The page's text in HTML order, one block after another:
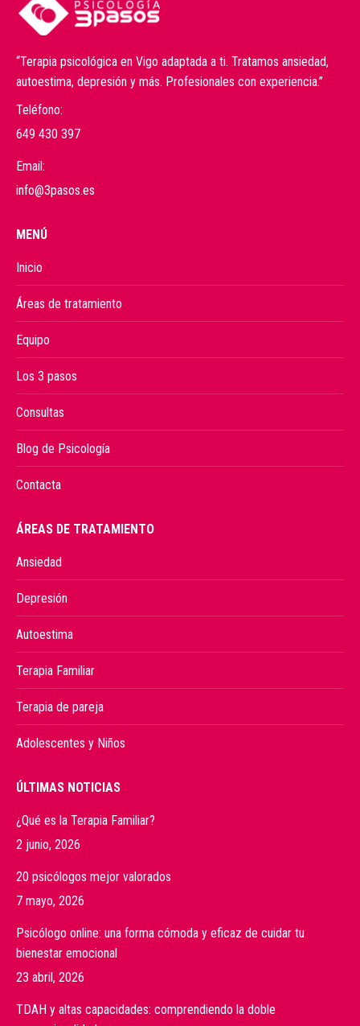
“Terapia psicológica en Vigo adaptada a ti. Tratamos ansiedad,
autoestima, depresión y más. Profesionales con experiencia.”
Teléfono:
649 430 397
Email:
info@3pasos.es
MENÚ
Inicio
Áreas de tratamiento
Equipo
Los 3 pasos
Consultas
Blog de Psicología
Contacta
ÁREAS DE TRATAMIENTO
Ansiedad
Depresión
Autoestima
Terapia Familiar
Terapia de pareja
Adolescentes y Niños
ÚLTIMAS NOTICIAS
¿Qué es la Terapia Familiar?
2 junio, 2026
20 psicólogos mejor valorados
7 mayo, 2026
Psicólogo online: una forma cómoda y eficaz de cuidar tu
bienestar emocional
23 abril, 2026
TDAH y altas capacidades: comprendiendo la doble